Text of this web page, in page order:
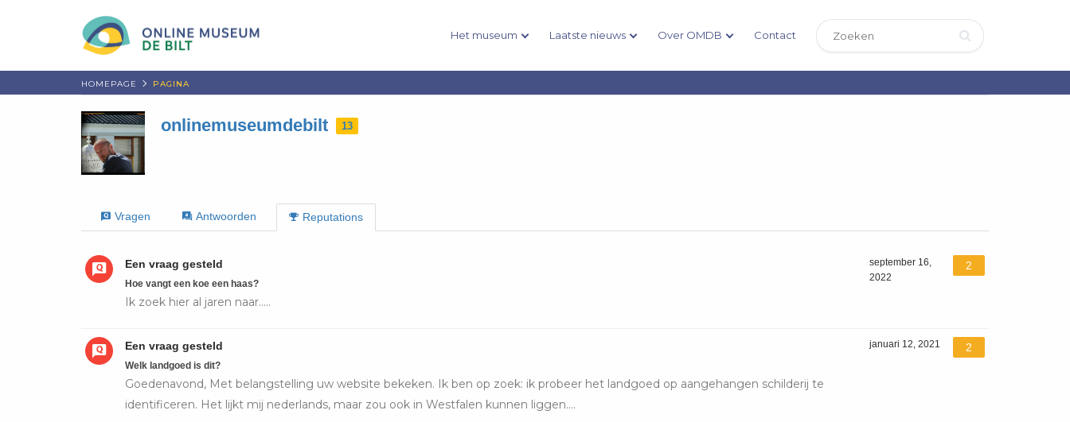
Het museum Laatste nieuws Over OMDB Contact
HOMEPAGE PAGINA
onlinemuseumdebilt 13
Vragen Antwoorden Reputations
Een vraag gesteld
Hoe vangt een koe een haas?
Ik zoek hier al jaren naar.....
september 16,
2022
2
Een vraag gesteld
Welk landgoed is dit?
Goedenavond, Met belangstelling uw website bekeken. Ik ben op zoek: ik probeer het landgoed op aangehangen schilderij te
identificeren. Het lijkt mij nederlands, maar zou ook in Westfalen kunnen liggen....
januari 12, 2021 2